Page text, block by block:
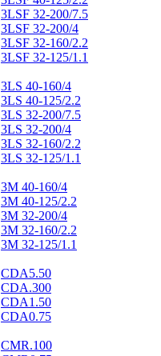
3LSF 32-200/7.5
3LSF 32-200/4
3LSF 32-160/2.2
3LSF 32-125/1.1
3LS 40-160/4
3LS 40-125/2.2
3LS 32-200/7.5
3LS 32-200/4
3LS 32-160/2.2
3LS 32-125/1.1
3M 40-160/4
3M 40-125/2.2
3M 32-200/4
3M 32-160/2.2
3M 32-125/1.1
CDA5.50
CDA.300
CDA1.50
CDA0.75
CMR.100